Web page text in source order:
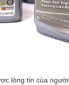
lòng tin của